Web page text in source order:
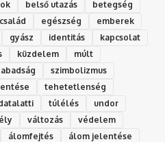
belső utazás
betegség
család egészség
emberek
gyász identitás
kapcsolat
küzdelem
múlt
szimbolizmus
tehetetlenség
túlélés
undor
változás
védelem
álomfejtés
álom jelentése